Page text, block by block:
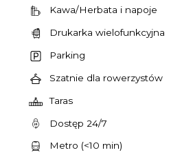
Kawa/Herbata i napoje
Drukarka wielofunkcyjna
Parking
Szatnie dla rowerzystów
Taras
Dostęp 24/7
Metro (<10 min)